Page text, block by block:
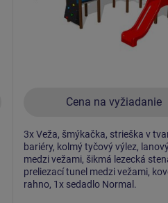
Cena na vyžiadanie
3x Veža, šmýkačka, strieška v
bariéry, kolmý tyčový výlez,
medzi vežami, šikmá lezecká
preliezací tunel medzi vežami,
rahno, 1x sedadlo Normal.